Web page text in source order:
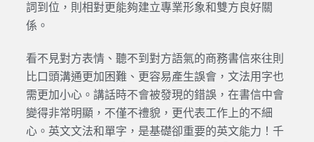
詞到位，則相對更能夠建立專業形象和雙方良好關
係。
看不見對方表情、聽不到對方語氣的商務書信來往則
比口頭溝通更加困難、更容易產生誤會，文法用字也
需更加小心。講話時不會被發現的錯誤，在書信中會
變得非常明顯，不僅不禮貌，更代表工作上的不細
心。英文文法和單字，是基礎卻重要的英文能力！千